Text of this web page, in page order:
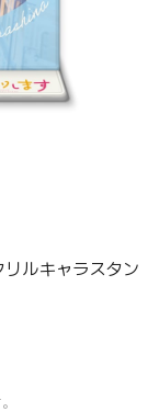
ルキャラスタン